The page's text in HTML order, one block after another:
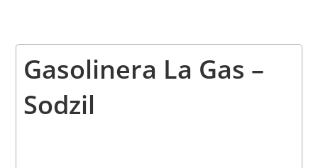
Gasolinera La Gas –
Sodzil